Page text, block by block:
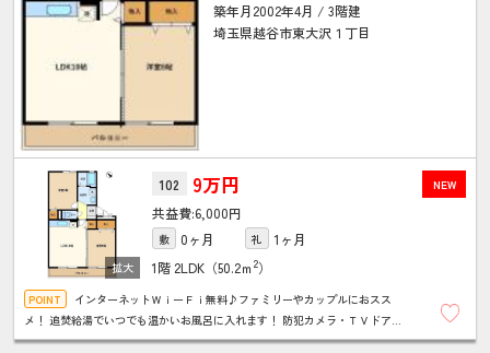
築年月2002年4月 / 3階建
埼玉県越谷市東大沢１丁目
NEW
102 9万円
6,000円
敷 0ヶ月 礼
1ヶ月
1階 2LDK（50.2ｍ 2）
インターネットＷｉーＦｉ無料♪ファミリーやカップルにおスス
メ！ 追焚給湯でいつでも温かいお風呂に入れます！ 防犯カメラ・ＴＶドアホ
ンでセキュリティも安心！ 温水洗浄暖房便座など暮らしを豊かにする設備も充